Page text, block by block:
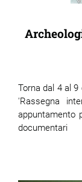
Torna dal 4 al
'Rassegna
appuntamento
documentari